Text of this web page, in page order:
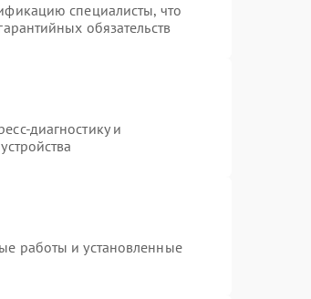
специалисты, что
обязательств
диагностику и
работы и установленные